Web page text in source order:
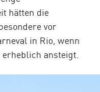
hätten die
vor
in Rio, wenn
ansteigt.